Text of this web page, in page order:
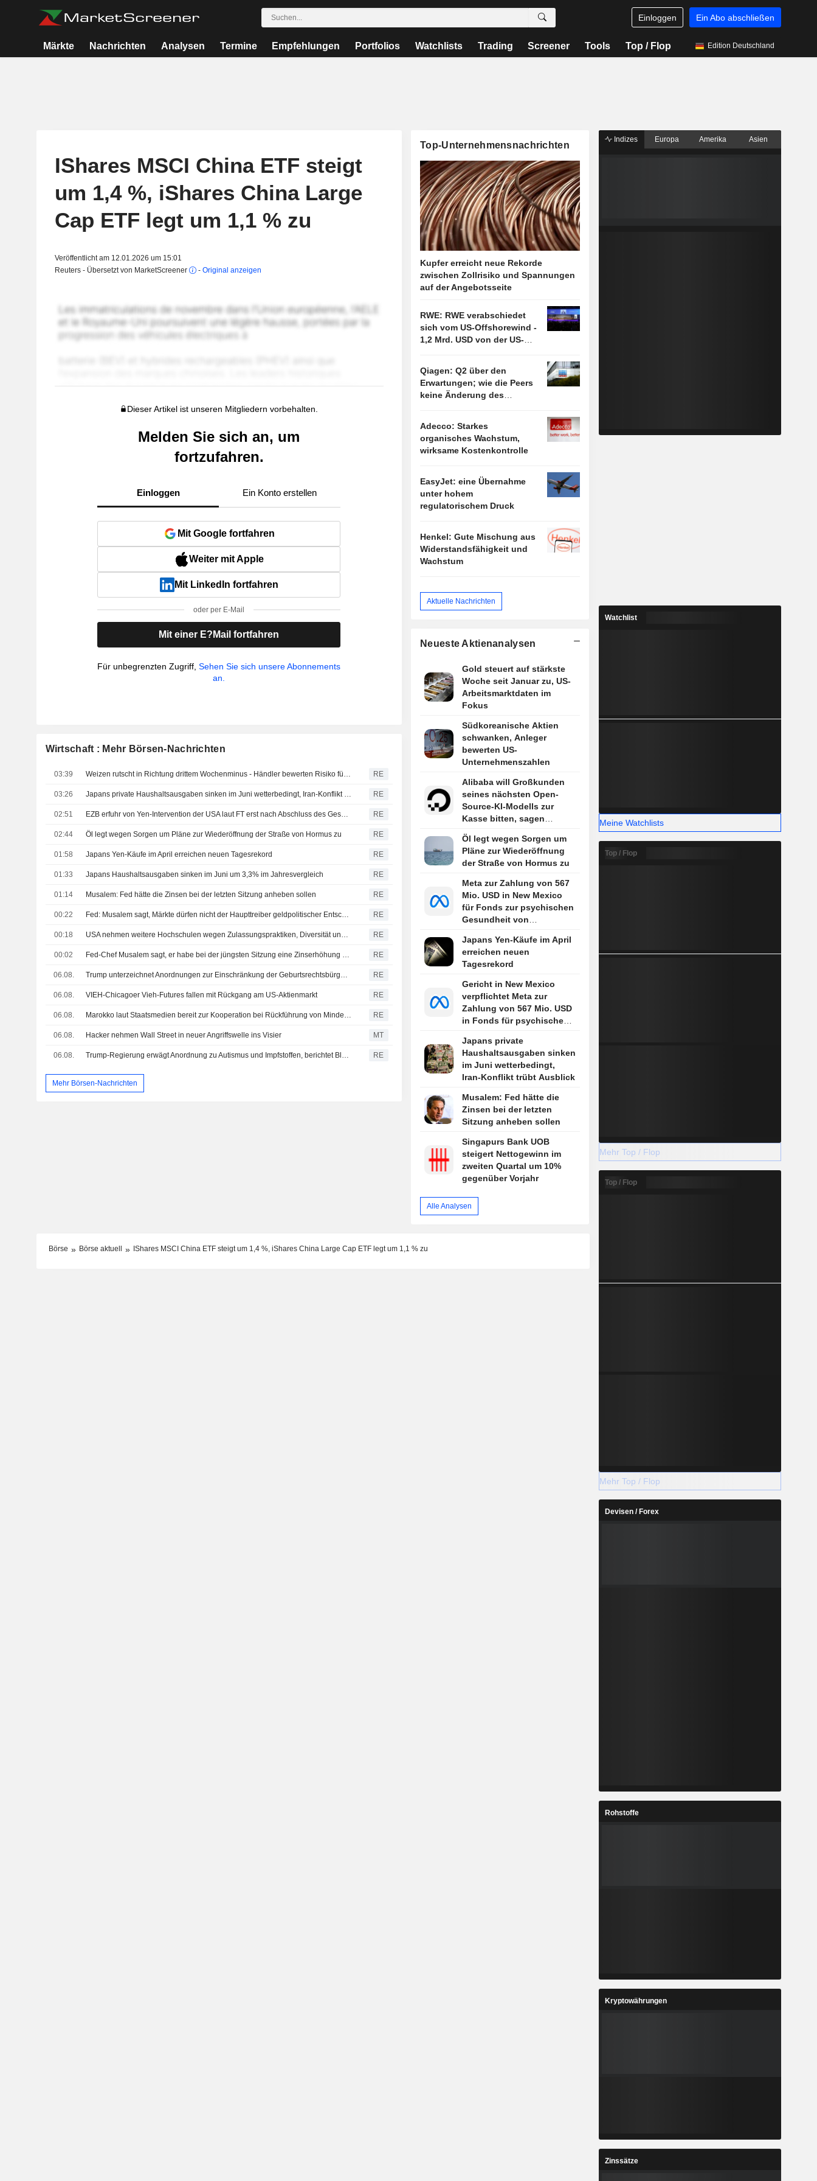
Einloggen Ein Abo abschließen
Märkte Nachrichten Analysen Termine Empfehlungen Portfolios Watchlists Trading Screener Tools Top / Flop Edition Deutschland
IShares MSCI China ETF steigt
um 1,4 %, iShares China Large
Cap ETF legt um 1,1 % zu
Veröffentlicht am 12.01.2026 um 15:01
Reuters - Übersetzt von MarketScreener
- Original anzeigen
Dieser Artikel ist unseren Mitgliedern vorbehalten.
Melden Sie sich an, um
fortzufahren.
Einloggen Ein Konto erstellen
Mit Google fortfahren
Weiter mit Apple
Mit LinkedIn fortfahren
oder per E-Mail
Mit einer E?Mail fortfahren
Für unbegrenzten Zugriff,Sehen Sie sich unsere Abonnements
an.
Wirtschaft : Mehr Börsen-Nachrichten
03:39 Weizen rutscht in Richtung drittem Wochenminus - Händler bewerten Risiko für Schwarzmeerexporte RE
03:26 Japans private Haushaltsausgaben sinken im Juni wetterbedingt, Iran-Konflikt trübt Ausblick RE
02:51 EZB erfuhr von Yen-Intervention der USA laut FT erst nach Abschluss des Geschäfts RE
02:44 Öl legt wegen Sorgen um Pläne zur Wiederöffnung der Straße von Hormus zu RE
01:58 Japans Yen-Käufe im April erreichen neuen Tagesrekord RE
01:33 Japans Haushaltsausgaben sinken im Juni um 3,3% im Jahresvergleich RE
01:14 Musalem: Fed hätte die Zinsen bei der letzten Sitzung anheben sollen RE
00:22 Fed: Musalem sagt, Märkte dürfen nicht der Haupttreiber geldpolitischer Entscheidungen sein RE
00:18 USA nehmen weitere Hochschulen wegen Zulassungspraktiken, Diversität und pro-palästinensischer Proteste ins Visier RE
00:02 Fed-Chef Musalem sagt, er habe bei der jüngsten Sitzung eine Zinserhöhung befürwortet RE
06.08. Trump unterzeichnet Anordnungen zur Einschränkung der Geburtsrechtsbürgerschaft in den USA - trotz Supreme-Court-Urteils RE
06.08. VIEH-Chicagoer Vieh-Futures fallen mit Rückgang am US-Aktienmarkt RE
06.08. Marokko laut Staatsmedien bereit zur Kooperation bei Rückführung von Minderjährigen aus Spanien RE
06.08. Hacker nehmen Wall Street in neuer Angriffswelle ins Visier MT
06.08. Trump-Regierung erwägt Anordnung zu Autismus und Impfstoffen, berichtet Bloomberg News RE
Mehr Börsen-Nachrichten
Top-Unternehmensnachrichten
Kupfer erreicht neue Rekorde
zwischen Zollrisiko und Spannungen
auf der Angebotsseite
RWE: RWE verabschiedet
sich vom US-Offshorewind -
1,2 Mrd. USD von der US-
Qiagen: Q2 über den
Erwartungen; wie die Peers
keine Änderung des
Adecco: Starkes
organisches Wachstum,
wirksame Kostenkontrolle
EasyJet: eine Übernahme
unter hohem
regulatorischem Druck
Henkel: Gute Mischung aus
Widerstandsfähigkeit und
Wachstum
Aktuelle Nachrichten
Neueste Aktienanalysen
Gold steuert auf stärkste
Woche seit Januar zu, US-
Arbeitsmarktdaten im
Fokus
Südkoreanische Aktien
schwanken, Anleger
bewerten US-
Unternehmenszahlen
Alibaba will Großkunden
seines nächsten Open-
Source-KI-Modells zur
Kasse bitten, sagen
Öl legt wegen Sorgen um
Pläne zur Wiederöffnung
der Straße von Hormus zu
Meta zur Zahlung von 567
Mio. USD in New Mexico
für Fonds zur psychischen
Gesundheit von
Japans Yen-Käufe im April
erreichen neuen
Tagesrekord
Gericht in New Mexico
verpflichtet Meta zur
Zahlung von 567 Mio. USD
in Fonds für psychische
Jugendlichen
Japans private
Haushaltsausgaben sinken
im Juni wetterbedingt,
Iran-Konflikt trübt Ausblick
Musalem: Fed hätte die
Zinsen bei der letzten
Sitzung anheben sollen
Singapurs Bank UOB
steigert Nettogewinn im
zweiten Quartal um 10%
gegenüber Vorjahr
Alle Analysen
Börse Börse aktuell IShares MSCI China ETF steigt um 1,4 %, iShares China Large Cap ETF legt um 1,1 % zu
Indizes Europa Amerika Asien
Watchlist
Meine Watchlists
Top / Flop
Mehr Top / Flop
Top / Flop
Mehr Top / Flop
Devisen / Forex
Rohstoffe
Kryptowährungen
Zinssätze